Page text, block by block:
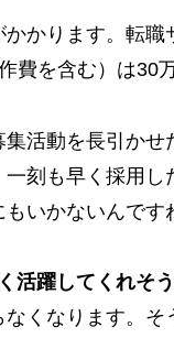
かります。転
費を含む）は30
活動を長引か
刻も早く採用
いかないんです
活躍してくれそ
くなります。